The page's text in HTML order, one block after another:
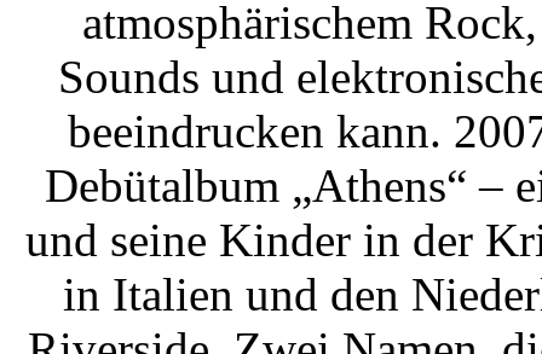
atmosphärischem
Sounds und
beeindrucken kann.
Debütalbum „Athens“ –
und seine Kinder in der
in Italien und den